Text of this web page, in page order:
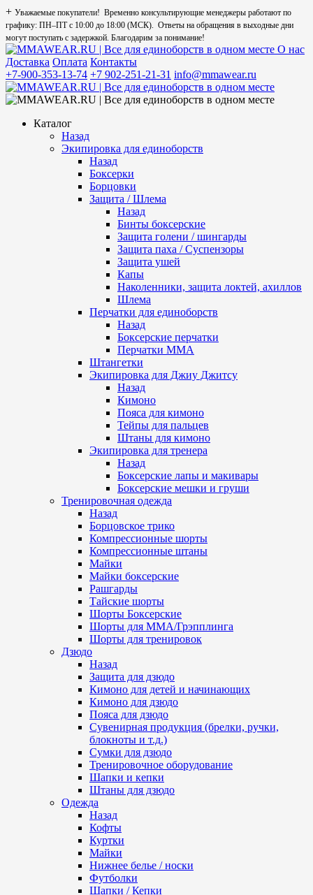
+ Уважаемые покупатели! Временно консультирующие менеджеры работают по
графику: ПН–ПТ с 10:00 до 18:00 (МСК). Ответы на обращения в выходные дни
могут поступать с задержкой. Благодарим за понимание!
О нас
Доставка Оплата Контакты
+7-900-353-13-74 +7 902-251-21-31 info@mmawear.ru
Каталог
Назад
Экипировка для единоборств
Назад
Боксерки
Борцовки
Защита / Шлема
Назад
Бинты боксерские
Защита голени / шингарды
Защита паха / Суспензоры
Защита ушей
Капы
Наколенники, защита локтей, ахиллов
Шлема
Перчатки для единоборств
Назад
Боксерские перчатки
Перчатки ММА
Штангетки
Экипировка для Джиу Джитсу
Назад
Кимоно
Пояса для кимоно
Тейпы для пальцев
Штаны для кимоно
Экипировка для тренера
Назад
Боксерские лапы и макивары
Боксерские мешки и груши
Тренировочная одежда
Назад
Борцовское трико
Компрессионные шорты
Компрессионные штаны
Майки
Майки боксерские
Рашгарды
Тайские шорты
Шорты Боксерские
Шорты для ММА/Грэпплинга
Шорты для тренировок
Дзюдо
Назад
Защита для дзюдо
Кимоно для детей и начинающих
Кимоно для дзюдо
Пояса для дзюдо
Сувенирная продукция (брелки, ручки,
блокноты и т.д.)
Сумки для дзюдо
Тренировочное оборудование
Шапки и кепки
Штаны для дзюдо
Одежда
Назад
Кофты
Куртки
Майки
Нижнее белье / носки
Футболки
Шапки / Кепки